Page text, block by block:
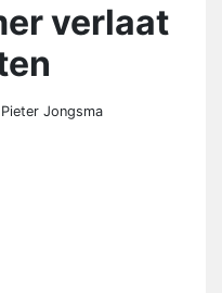
verlaat
Jongsma